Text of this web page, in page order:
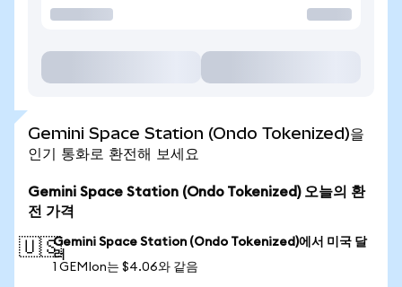
Gemini Space Station (Ondo Tokenized)을
인기 통화로 환전해 보세요
Gemini Space Station (Ondo Tokenized) 오늘의 환
전 가격
🇺🇸Gemini Space Station (Ondo Tokenized)에서 미국 달
러
1 GEMIon는 $4.06와 같음